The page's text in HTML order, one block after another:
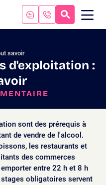
savoir
d'exploitation :
sont des prérequis à
de vendre de l'alcool.
les restaurants et
des commerces
entre 22 h et 8 h
obligatoires servent